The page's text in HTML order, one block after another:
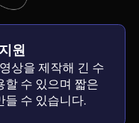
원
상을 제작해 긴 수
할 수 있으며 짧은
들 수 있습니다.